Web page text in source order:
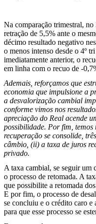
Na comparação trimestral,
retração de 5,5% ante o
décimo resultado negativo
o menos intenso desde o 4º
imediatamente anterior, o
em linha com o recuo de -
Ademais, reforçamos que
economia que impulsione a
a desvalorização cambial
conforme vimos nos
apreciação do Real acende
possibilidade. Por fim,
recuperação se consolide,
câmbio, (ii) a taxa de juros
privado.
A taxa cambial, se seguir um
o processo de retomada. A
que possibilite a retomada
E por fim, o processo de
se concluiu e o crédito caro
para que esse processo se